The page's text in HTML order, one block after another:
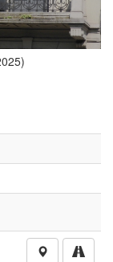
(Foto: Victoria Iturbe